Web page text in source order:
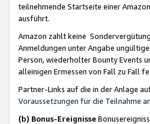
teilnehmende Startseite einer
ausführt.
Amazon zahlt keine
Anmeldungen unter Angabe
Person, wiederholter Bounty Events
alleinigen Ermessen von Fall zu Fall
Partner-Links auf die in der Anlage
Voraussetzungen für die Teilnahme
(b) Bonus-Ereignisse